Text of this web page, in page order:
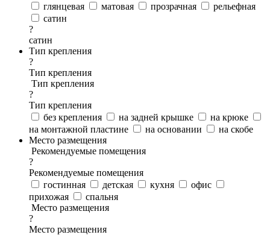
глянцевая
матовая прозрачная
рельефная
сатин
?
сатин
Тип крепления
?
Тип крепления
Тип крепления
?
Тип крепления
без крепления
на задней крышке
на крюке
на монтажной пластине
на основании
на скобе
Место размещения
Рекомендуемые помещения
?
Рекомендуемые помещения
гостинная
детская кухня
офис
прихожая
спальня
Место размещения
?
Место размещения